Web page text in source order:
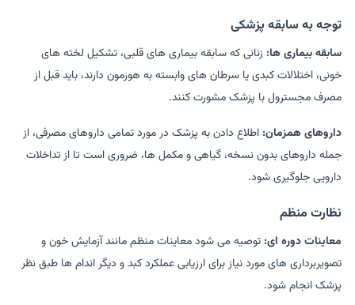
توجه به سابقه پزشکی
سابقه بیماری ها: زنانی که سابقه بیماری های قلبی، تشکیل لخته های
خونی، اختلالات کبدی یا سرطان های وابسته به هورمون دارند، باید قبل از
مصرف مجسترول با پزشک مشورت کنند.
داروهای همزمان: اطلاع دادن به پزشک در مورد تمامی داروهای مصرفی، از
جمله داروهای بدون نسخه، گیاهی و مکمل ها، ضروری است تا از تداخلات
دارویی جلوگیری شود.
نظارت منظم
معاینات دوره ای: توصیه می شود معاینات منظم مانند آزمایش خون و
تصویربرداری های مورد نیاز برای ارزیابی عملکرد کبد و دیگر اندام ها طبق نظر
پزشک انجام شود.